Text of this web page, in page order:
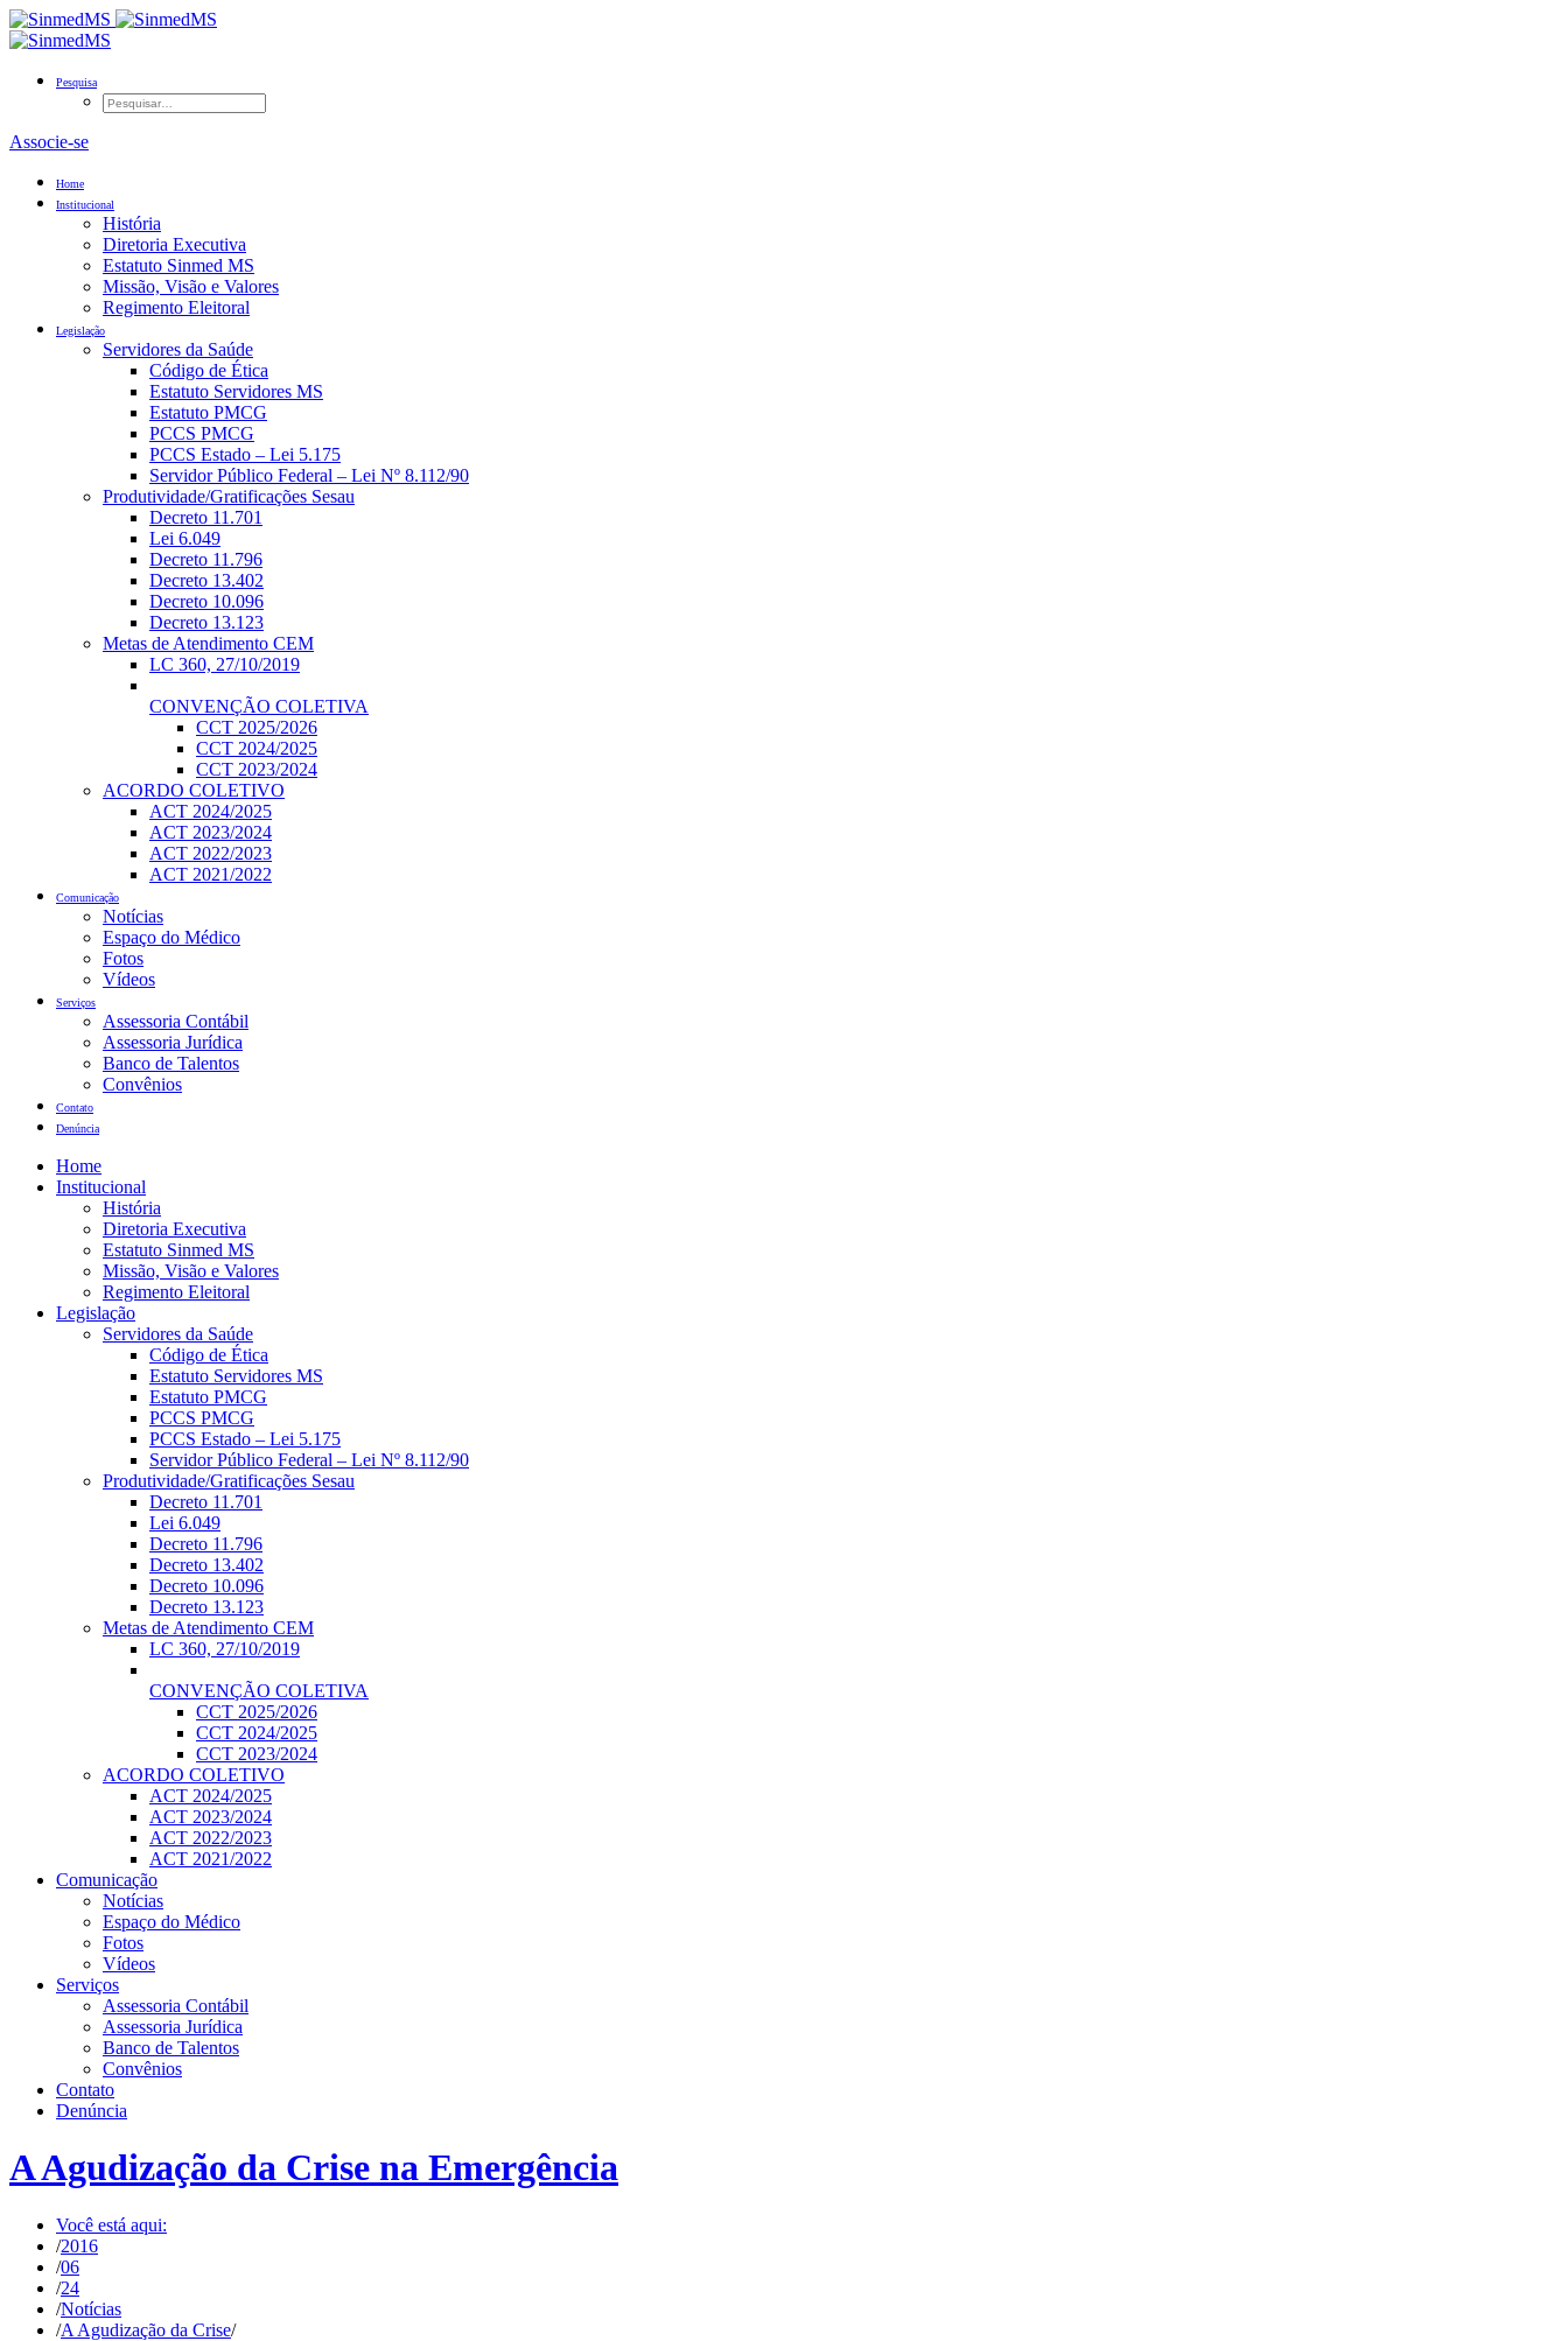
Pesquisa
Associe-se
Home
Institucional
História
Diretoria Executiva
Estatuto Sinmed MS
Missão, Visão e Valores
Regimento Eleitoral
Legislação
Servidores da Saúde
Código de Ética
Estatuto Servidores MS
Estatuto PMCG
PCCS PMCG
PCCS Estado – Lei 5.175
Servidor Público Federal – Lei Nº 8.112/90
Produtividade/Gratificações Sesau
Decreto 11.701
Lei 6.049
Decreto 11.796
Decreto 13.402
Decreto 10.096
Decreto 13.123
Metas de Atendimento CEM
LC 360, 27/10/2019
CONVENÇÃO COLETIVA
CCT 2025/2026
CCT 2024/2025
CCT 2023/2024
ACORDO COLETIVO
ACT 2024/2025
ACT 2023/2024
ACT 2022/2023
ACT 2021/2022
Comunicação
Notícias
Espaço do Médico
Fotos
Vídeos
Serviços
Assessoria Contábil
Assessoria Jurídica
Banco de Talentos
Convênios
Contato
Denúncia
Home
Institucional
História
Diretoria Executiva
Estatuto Sinmed MS
Missão, Visão e Valores
Regimento Eleitoral
Legislação
Servidores da Saúde
Código de Ética
Estatuto Servidores MS
Estatuto PMCG
PCCS PMCG
PCCS Estado – Lei 5.175
Servidor Público Federal – Lei Nº 8.112/90
Produtividade/Gratificações Sesau
Decreto 11.701
Lei 6.049
Decreto 11.796
Decreto 13.402
Decreto 10.096
Decreto 13.123
Metas de Atendimento CEM
LC 360, 27/10/2019
CONVENÇÃO COLETIVA
CCT 2025/2026
CCT 2024/2025
CCT 2023/2024
ACORDO COLETIVO
ACT 2024/2025
ACT 2023/2024
ACT 2022/2023
ACT 2021/2022
Comunicação
Notícias
Espaço do Médico
Fotos
Vídeos
Serviços
Assessoria Contábil
Assessoria Jurídica
Banco de Talentos
Convênios
Contato
Denúncia
A Agudização da Crise na Emergência
Você está aqui:
/2016
/06
/24
/Notícias
/A Agudização da Crise/